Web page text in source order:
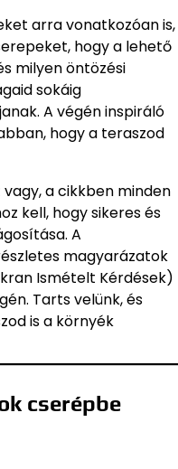
arra vonatkozóan is,
hogy a lehető
milyen öntözési
sokáig
A végén inspiráló
hogy a teraszod
a cikkben minden
kell, hogy sikeres és
A
magyarázatok
Ismételt Kérdések)
Tarts velünk, és
is a környék
cserépbe